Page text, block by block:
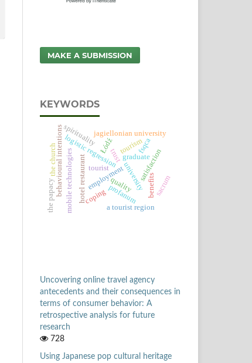
MAKE A SUBMISSION
KEYWORDS
graduate
employmentuniversity
logistic regression
hotel restaurant
Łódź
quality
satisfaction
benefits
behavioural intentions tourism
tourist
jagiellonian university
mobile technologies sacrum
profanum
the church
the papacy a tourist region
spirituality
coping
trust
fsqca
Uncovering online travel agency
antecedents and their consequences in
terms of consumer behavior: A
retrospective analysis for future
research
728
Using Japanese pop cultural heritage